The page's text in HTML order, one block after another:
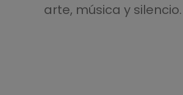
arte, música y silencio.